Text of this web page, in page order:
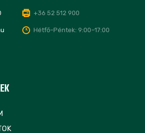
+36 52 512 900
Hétfő–Péntek: 9:00–17:00